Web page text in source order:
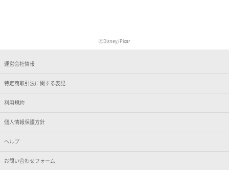
ⒸDisney/Pixar
運営会社情報
特定商取引法に関する表記
利用規約
個人情報保護方針
ヘルプ
お問い合わせフォーム